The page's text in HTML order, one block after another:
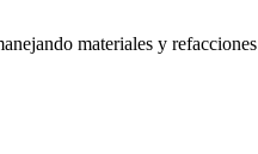
materiales y refacciones